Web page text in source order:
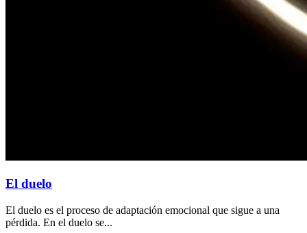
El duelo
El duelo es el proceso de adaptación emocional que sigue a una
pérdida. En el duelo se...